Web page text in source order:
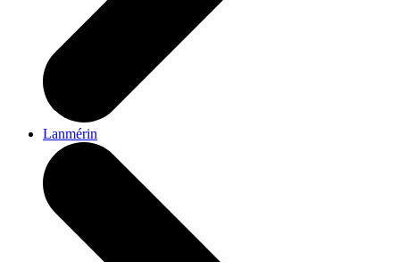
Lanmérin